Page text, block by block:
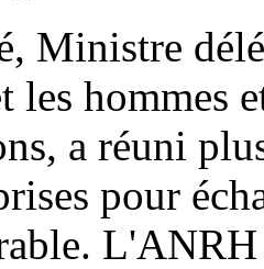
Ministre
les hommes
a réuni
pour